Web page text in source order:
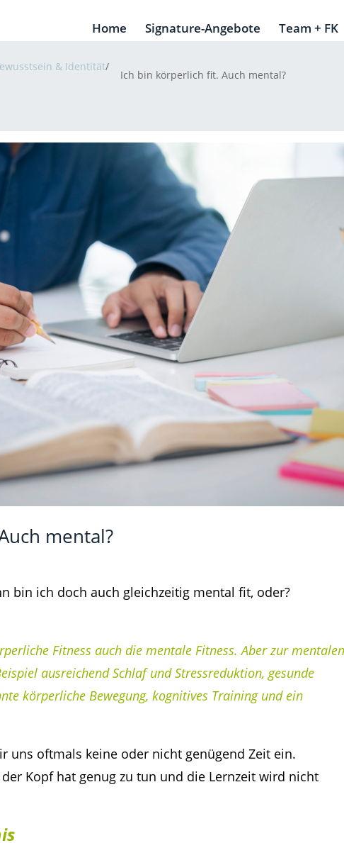
Home Signature-Angebote Team + FK
& Identität/
Ich bin körperlich fit. Auch mental?
mental?
bin ich doch auch gleichzeitig mental fit, oder?
Fitness auch die mentale Fitness. Aber zur
ausreichend Schlaf und Stressreduktion, gesunde
körperliche Bewegung, kognitives Training und ein
uns oftmals keine oder nicht genügend Zeit ein.
Kopf hat genug zu tun und die Lernzeit wird nicht